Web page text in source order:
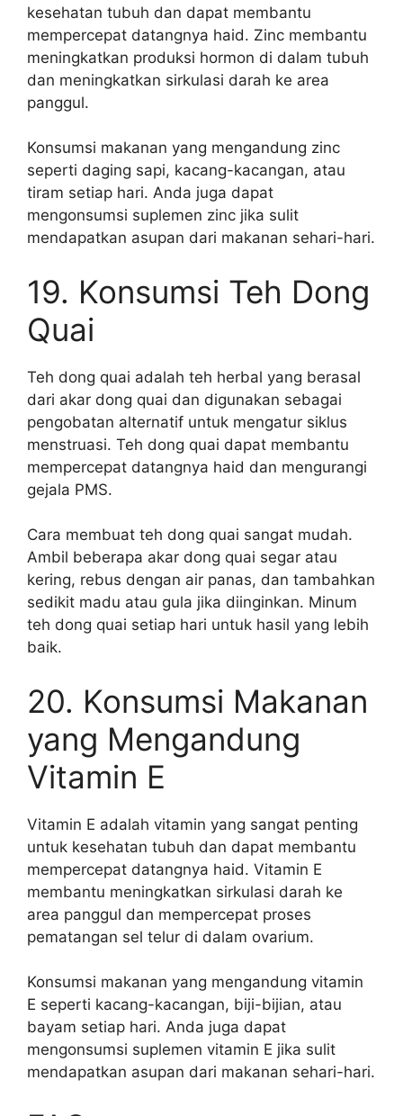
kesehatan tubuh dan dapat membantu
mempercepat datangnya haid. Zinc membantu
meningkatkan produksi hormon di dalam tubuh
dan meningkatkan sirkulasi darah ke area
panggul.
Konsumsi makanan yang mengandung zinc
seperti daging sapi, kacang-kacangan, atau
tiram setiap hari. Anda juga dapat
mengonsumsi suplemen zinc jika sulit
mendapatkan asupan dari makanan sehari-hari.
19. Konsumsi Teh Dong
Quai
Teh dong quai adalah teh herbal yang berasal
dari akar dong quai dan digunakan sebagai
pengobatan alternatif untuk mengatur siklus
menstruasi. Teh dong quai dapat membantu
mempercepat datangnya haid dan mengurangi
gejala PMS.
Cara membuat teh dong quai sangat mudah.
Ambil beberapa akar dong quai segar atau
kering, rebus dengan air panas, dan tambahkan
sedikit madu atau gula jika diinginkan. Minum
teh dong quai setiap hari untuk hasil yang lebih
baik.
20. Konsumsi Makanan
yang Mengandung
Vitamin E
Vitamin E adalah vitamin yang sangat penting
untuk kesehatan tubuh dan dapat membantu
mempercepat datangnya haid. Vitamin E
membantu meningkatkan sirkulasi darah ke
area panggul dan mempercepat proses
pematangan sel telur di dalam ovarium.
Konsumsi makanan yang mengandung vitamin
E seperti kacang-kacangan, biji-bijian, atau
bayam setiap hari. Anda juga dapat
mengonsumsi suplemen vitamin E jika sulit
mendapatkan asupan dari makanan sehari-hari.